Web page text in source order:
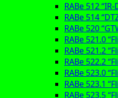
RABe 512
RABe 514
RABe 520
RABe 521.0
RABe 521.2
RABe 522.2
RABe 523.0
RABe 523.1
RABe 523.5